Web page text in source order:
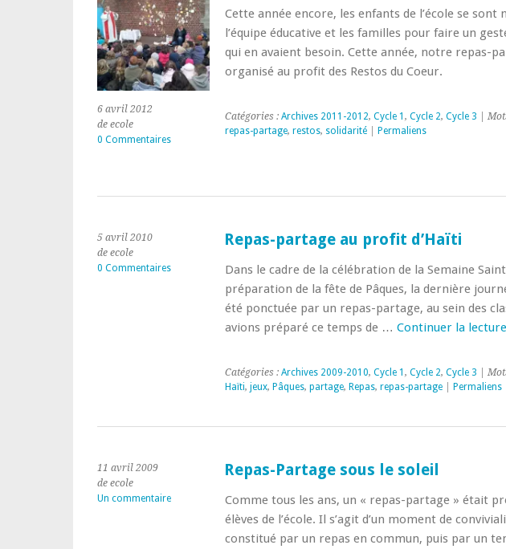
6 avril 2012
de ecole
0 Commentaires
Cette année encore, les enfants de l’école se sont
l’équipe éducative et les familles pour faire un
qui en avaient besoin. Cette année, notre repas-
organisé au profit des Restos du Coeur.
Catégories : Archives 2011-2012, Cycle 1 , Cycle 2, Cycle 3 |
repas-partage, restos, solidarité| Permaliens
5 avril 2010
de ecole
0 Commentaires
Repas-partage au profit d’Haïti
Dans le cadre de la célébration de la Semaine
préparation de la fête de Pâques, la dernière
été ponctuée par un repas-partage, au sein des
avions préparé ce temps de … Continuer la lecture
Catégories : Archives 2009-2010, Cycle 1 , Cycle 2, Cycle 3 |
Haïti, jeux, Pâques, partage, Repas, repas-partage| Permaliens
11 avril 2009
de ecole
Un commentaire
Repas-Partage sous le soleil
Comme tous les ans, un « repas-partage » était
élèves de l’école. Il s’agit d’un moment de
constitué par un repas en commun, puis par un